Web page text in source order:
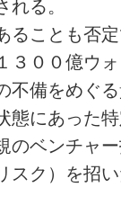
る。
ることも否
３００億ウ
不備をめぐ
態にあった
のベンチャ
スク）を招